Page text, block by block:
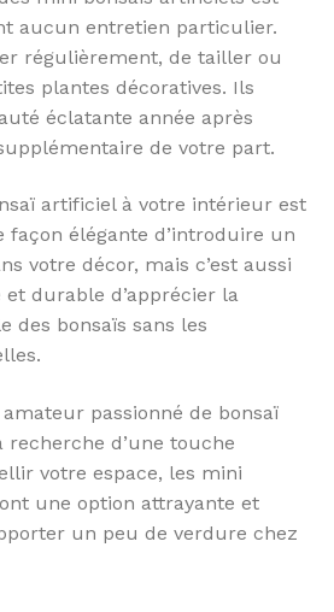
aucun entretien particulier.
régulièrement, de tailler ou
plantes décoratives. Ils
éclatante année après
de votre part.
artificiel à votre intérieur est
façon élégante d’introduire un
votre décor, mais c’est aussi
durable d’apprécier la
des bonsaïs sans les
passionné de bonsaï
d’une touche
votre espace, les mini
une option attrayante et
un peu de verdure chez